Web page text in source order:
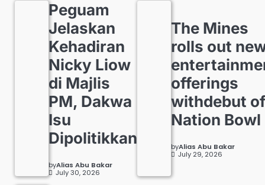
Peguam
Jelaskan
Kehadiran
Nicky Liow
di Majlis
PM, Dakwa
Isu
Dipolitikkan
byAlias Abu Bakar
July 30, 2026
The Mines
rolls out
offerings
withdebut
Nation Bowl
byAlias Abu Bakar
July 29, 2026